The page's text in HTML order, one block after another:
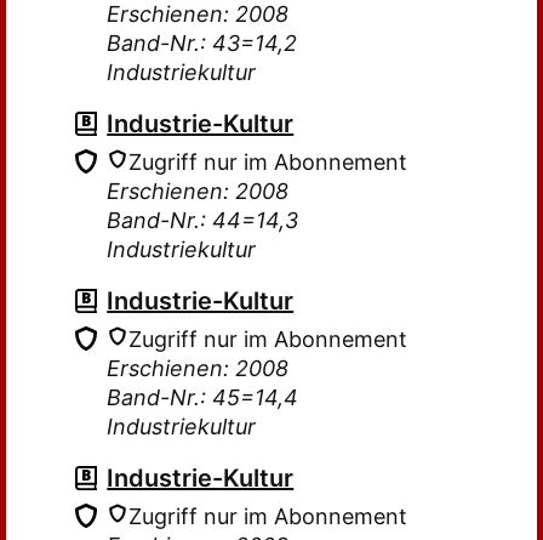
Erschienen: 2008
Band-Nr.: 43=14,2
Industriekultur
Industrie-Kultur
Zugriff nur im Abonnement
Erschienen: 2008
Band-Nr.: 44=14,3
Industriekultur
Industrie-Kultur
Zugriff nur im Abonnement
Erschienen: 2008
Band-Nr.: 45=14,4
Industriekultur
Industrie-Kultur
Zugriff nur im Abonnement